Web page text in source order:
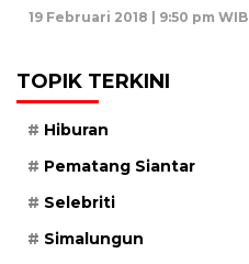
19 Februari 2018 | 9:50 pm WIB
TOPIK TERKINI
Hiburan
Pematang Siantar
Selebriti
Simalungun